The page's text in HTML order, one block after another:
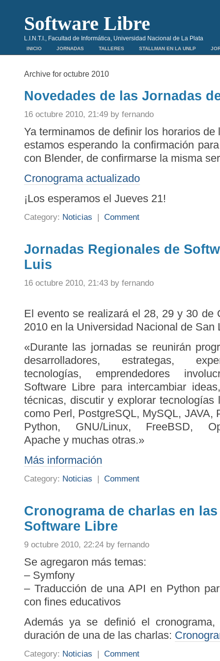
Software Libre
L.I.N.T.I., Facultad de Informática, Universidad Nacional de La Plata
INICIO JORNADAS TALLERES STALLMAN EN LA UNLP
Archive for octubre 2010
Novedades de las Jornadas
16 octubre 2010, 21:49 by fernando
Ya terminamos de definir los horarios
estamos esperando la confirmación
con Blender, de confirmarse la misma
Cronograma actualizado
¡Los esperamos el Jueves 21!
Category: Noticias | Comment
Jornadas Regionales de
Luis
16 octubre 2010, 21:43 by fernando
El evento se realizará el 28, 29 y 30 de
2010 en la Universidad Nacional de San
«Durante las jornadas se reunirán
desarrolladores, estrategas,
tecnologías, emprendedores
Software Libre para intercambiar
técnicas, discutir y explorar tecnologías
como Perl, PostgreSQL, MySQL, JAVA,
Python, GNU/Linux, FreeBSD,
Apache y muchas otras.»
Más información
Category: Noticias | Comment
Cronograma de charlas en
Software Libre
9 octubre 2010, 22:24 by fernando
Se agregaron más temas:
– Symfony
– Traducción de una API en Python
con fines educativos
Además ya se definió el
duración de una de las charlas:
Category: Noticias | Comment